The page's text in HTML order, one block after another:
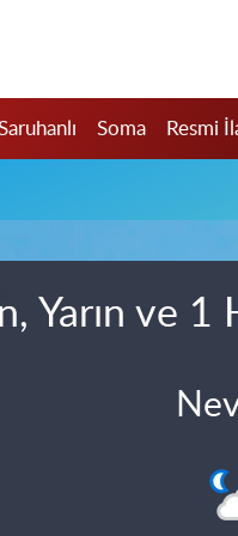
Soma Resmi
Yarın ve